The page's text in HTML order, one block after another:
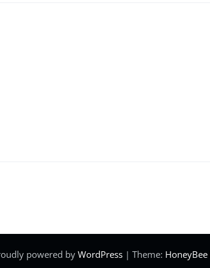
powered by WordPress | Theme: HoneyBee